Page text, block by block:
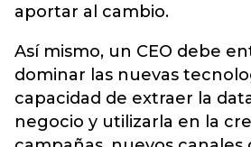
aportar al cambio.
Así mismo, un CEO debe
dominar las nuevas
capacidad de extraer la
negocio y utilizarla en la